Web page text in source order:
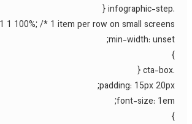
flex: 1 1 100%; /* 1 item per row on small screens
min-width:
padding: 15px
font-size: